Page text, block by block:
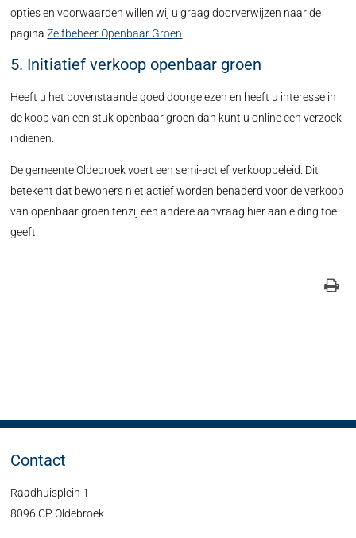
opties en voorwaarden willen wij u graag doorverwijzen naar de
paginaZelfbeheer Openbaar Groen
5. Initiatief verkoop openbaar groen
Heeft u het bovenstaande goed doorgelezen en heeft u interesse in
de koop van een stuk openbaar groen dan kunt u online een verzoek
indienen.
De gemeente Oldebroek voert een semi-actief verkoopbeleid. Dit
betekent dat bewoners niet actief worden benaderd voor de verkoop
van openbaar groen tenzij een andere aanvraag hier aanleiding toe
geeft.
Contact
Raadhuisplein 1
8096 CP Oldebroek